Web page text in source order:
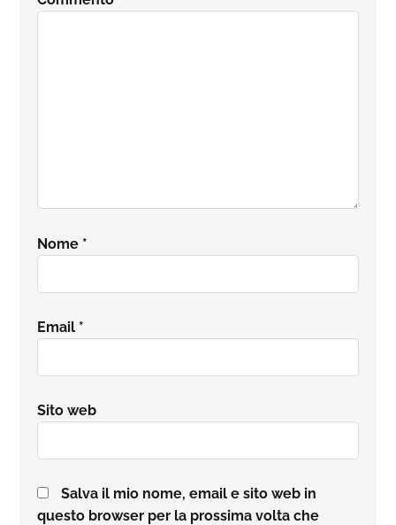
Nome *
Email *
Sito web
Salva il mio nome, email e sito web in
questo browser per la prossima volta che